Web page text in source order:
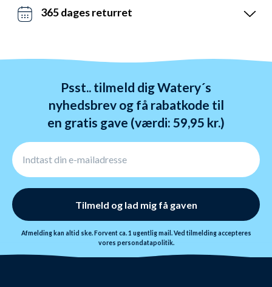
dage - også i weekenden. Vi sender med DAO, Bring
365 dages returret
behandles indenfor 24 timer.
Psst.. tilmeld dig Watery´s
nyhedsbrev og få rabatkode til
en gratis gave (værdi: 59,95 kr.)
Tilmeld og lad mig få gaven
Afmelding kan altid ske. Forvent ca. 1 ugentlig mail. Ved tilmelding accepteres
vores persondatapolitik.